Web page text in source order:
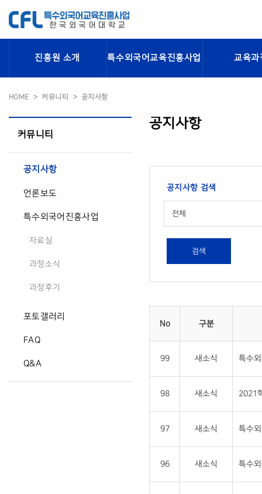
진흥원 소개 특수외국어교육진흥사업 교육과
HOME 커뮤니티 공지사항
커뮤니티
공지사항
언론보도
특수외국어진흥사업
자료실
과정소식
과정후기
포토갤러리
FAQ
Q&A
공지사항
공지사항 검색
전체
검색
No 구분
99 새소식 특수
98 새소식 2021
97 새소식 특수
96 새소식 특수